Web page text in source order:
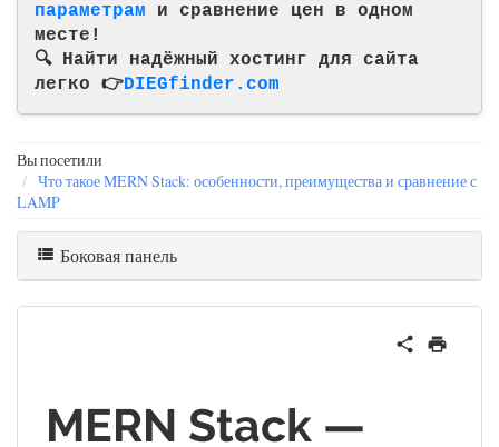
параметрам и сравнение цен в одном
месте!
🔍 Найти надёжный хостинг для сайта
легко 👉DIEGfinder.com
Вы посетили
Что такое MERN Stack: особенности, преимущества и сравнение с
LAMP
Боковая панель
MERN Stack —